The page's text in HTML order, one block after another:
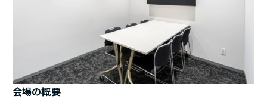
会場の概要